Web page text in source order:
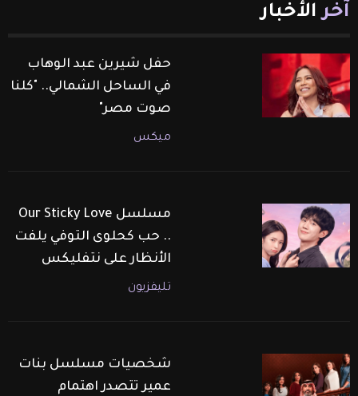
آخر الأخبار
حفل شيرين عبد الوهاب
في الساحل الشمالي.. "كلنا
صوت مصر"
ميكس
مسلسل Our Sticky Love
.. حب كحلوى التوفي يلفت
الأنظار على نتفليكس
تليفزيون
شخصيات مسلسل بنات
عمير تتصدر اهتمام